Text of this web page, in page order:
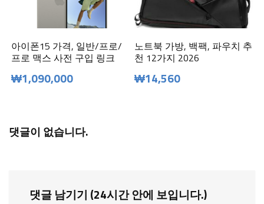
아이폰15 가격, 일반/프로/
프로 맥스 사전 구입 링크
₩1,090,000
노트북 가방, 백팩, 파우치 추
천 12가지 2026
₩14,560
댓글이 없습니다.
댓글 남기기 (24시간 안에 보입니다.)